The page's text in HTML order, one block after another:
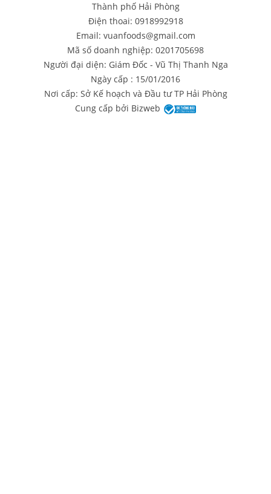
Thành phố Hải Phòng
Điện thoai: 0918992918
Email: vuanfoods@gmail.com
Mã số doanh nghiệp: 0201705698
Người đại diện: Giám Đốc - Vũ Thị Thanh Nga
Ngày cấp : 15/01/2016
Nơi cấp: Sở Kế hoạch và Đầu tư TP Hải Phòng
Cung cấp bởi Bizweb